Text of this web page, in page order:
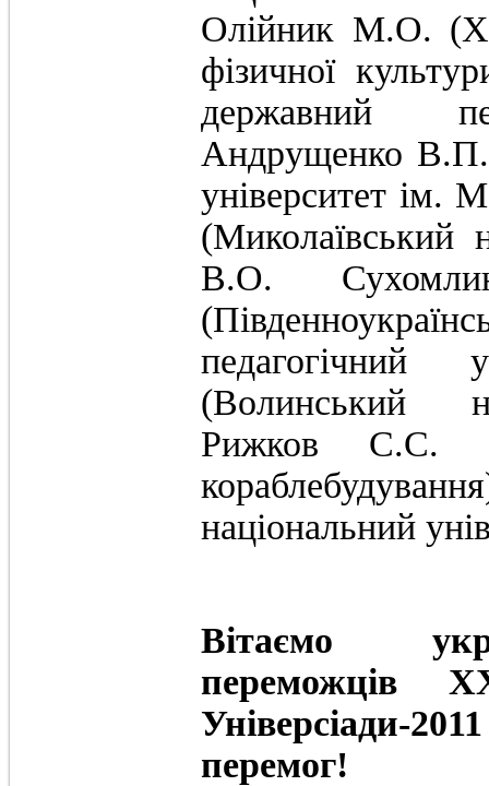
Олійник М.О.
фізичної
державний
Андрущенко В.П.
університет ім.
(Миколаївський
В.О.
педагогічний
(Волинський
Рижков С.С.
національний
Вітаємо
переможців
Універсіади-
перемог!